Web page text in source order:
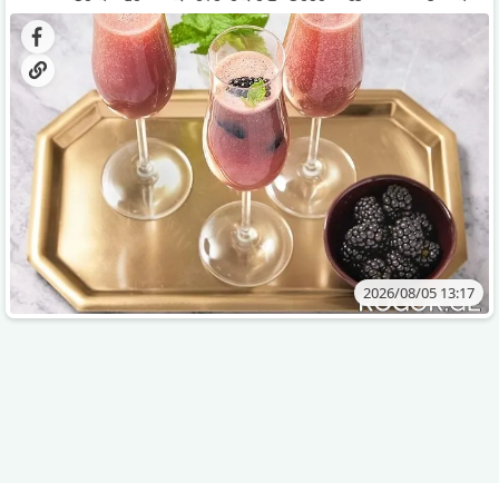
დახვეწილ და მაგრილებელ კოქტეილს.
2026/08/05 13:17